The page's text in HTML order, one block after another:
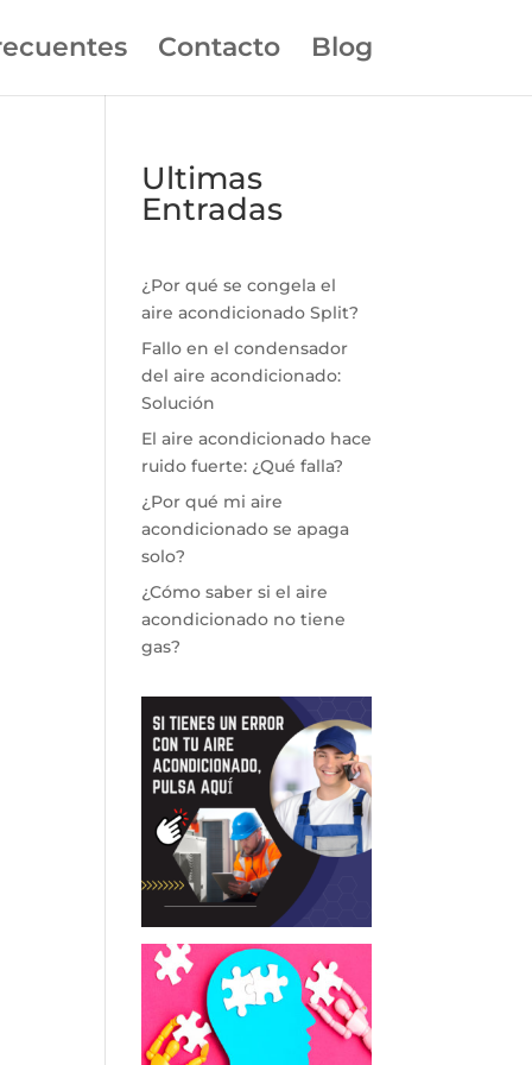
Contacto Blog
Ultimas
Entradas
¿Por qué se congela el
aire acondicionado Split?
Fallo en el condensador
del aire acondicionado:
Solución
El aire acondicionado hace
ruido fuerte: ¿Qué falla?
¿Por qué mi aire
acondicionado se apaga
solo?
¿Cómo saber si el aire
acondicionado no tiene
gas?